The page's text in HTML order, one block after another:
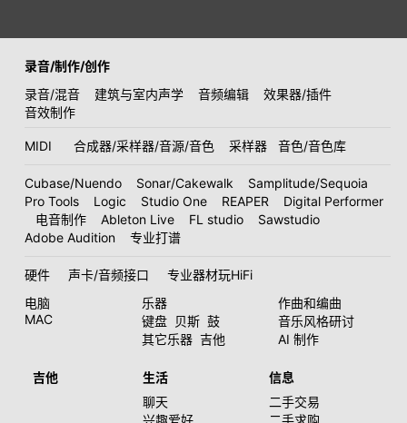
录音/制作/创作
录音/混音
建筑与室内声学 音频编辑
效果器/插件
音效制作
MIDI 合成器/采样器/音源/音色 采样器 音色/音色库
Cubase/Nuendo Sonar/Cakewalk
Samplitude/Sequoia
Pro Tools
Logic Studio One REAPER
Digital Performer
电音制作
Ableton Live FL studio
Sawstudio
Adobe Audition
专业打谱
硬件 声卡/音频接口
专业器材玩HiFi
电脑
MAC
乐器
键盘 贝斯 鼓
其它乐器 吉他
作曲和编曲
音乐风格研讨
AI 制作
吉他
生活
聊天
信息
二手交易